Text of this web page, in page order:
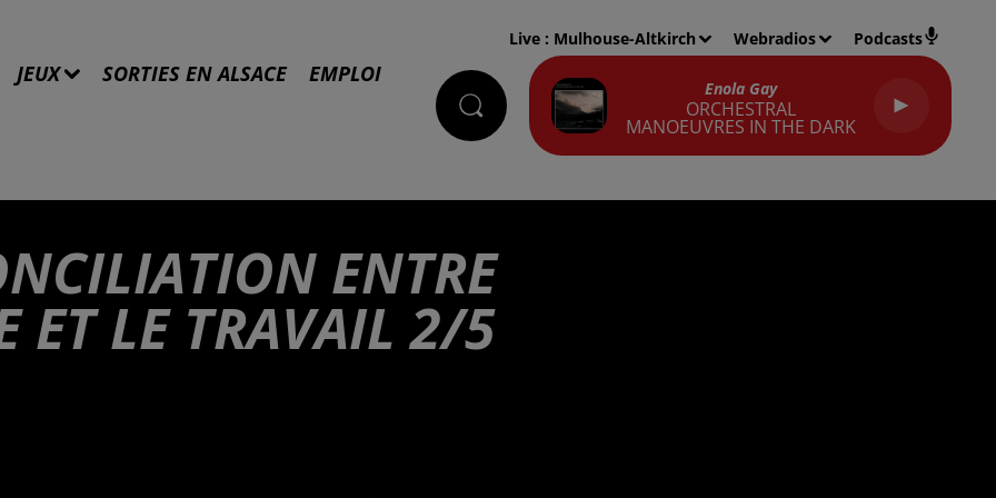
JEUX SORTIES EN ALSACE EMPLOI
Live : Mulhouse-Altkirch Webradios Podcasts
Enola Gay
ORCHESTRAL
MANOEUVRES IN THE DARK
ENTRE
ET LE TRAVAIL 2/5